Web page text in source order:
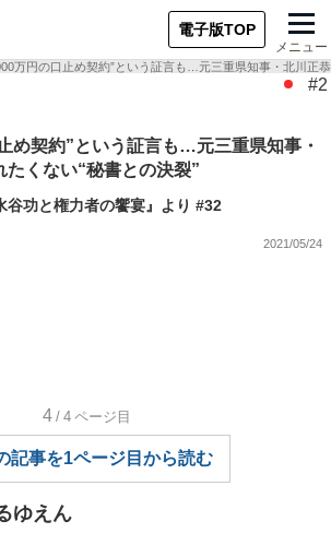
電子版TOP
メニュー
万円の口止め契約”という証言も…元三重県知事・北川正
#2
め契約”という証言も…元三重県知事・
くない“秘書との決裂”
谷功と権力者の饗宴』より #32
2021/05/24
4 /4 ページ目
記事を1ページ目から読む
ゆえん